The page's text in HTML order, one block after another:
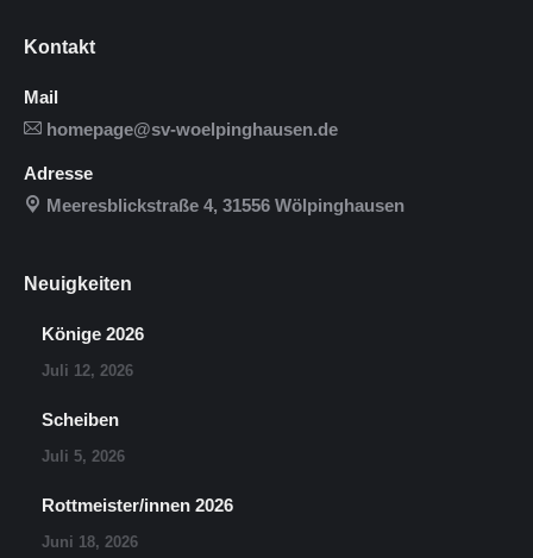
Kontakt
Mail
homepage@sv-woelpinghausen.de
Adresse
Meeresblickstraße 4, 31556 Wölpinghausen
Neuigkeiten
Könige 2026
Juli 12, 2026
Scheiben
Juli 5, 2026
Rottmeister/innen 2026
Juni 18, 2026